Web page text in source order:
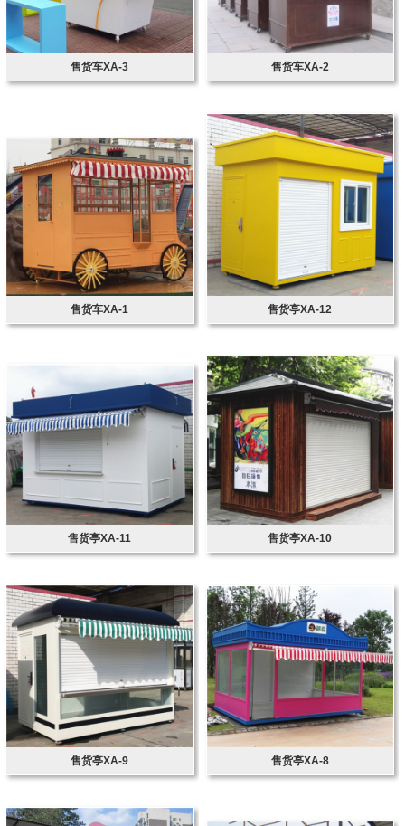
售货车XA-3 售货车XA-2
售货车XA-1 售货亭XA-12
售货亭XA-11 售货亭XA-10
售货亭XA-9 售货亭XA-8